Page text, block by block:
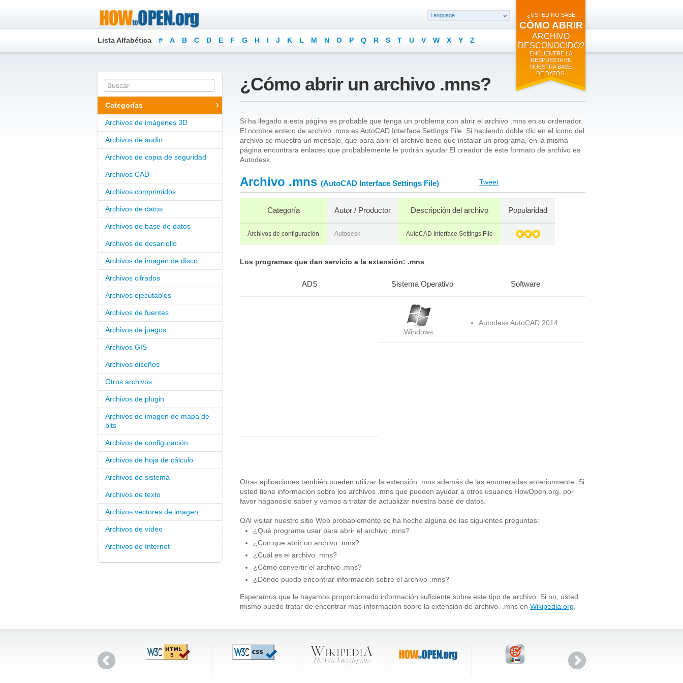
Lista Alfabética # A B C D E F G H I J K L M N O P Q R S T U V W X Y Z
¿USTED NO SABE
CÓMO ABRIR
ARCHIVO
DESCONOCIDO?
ENCUENTRE LA
RESPUESTA EN
NUESTRA BASE
DE DATOS.
Language
Categorías
Archivos de imágenes 3D
Archivos de audio
Archivos de copia de seguridad
Archivos CAD
Archivos comprimidos
Archivos de datos
Archivos de base de datos
Archivos de desarrollo
Archivos de imagen de disco
Archivos cifrados
Archivos ejecutables
Archivos de fuentes
Archivos de juegos
Archivos GIS
Archivos diseños
Otros archivos
Archivos de plugin
Archivos de imagen de mapa de
bits
Archivos de configuración
Archivos de hoja de cálculo
Archivos de sistema
Archivos de texto
Archivos vectores de imagen
Archivos de vídeo
Archivos de Internet
¿Cómo abrir un archivo .mns?
Si ha llegado a esta página es probable que tenga un problema con abrir el archivo .mns en su ordenador.
El nombre entero de archivo .mns es AutoCAD Interface Settings File. Si haciendo doble clic en el icono del
archivo se muestra un mensaje, que para abrir el archivo tiene que instalar un programa, en la misma
página encontrara enlaces que probablemente le podrán ayudar.El creador de este formato de archivo es
Autodesk.
Archivo .mns (AutoCAD Interface Settings File) Tweet
Categoría Autor / Productor Descripción del archivo Popularidad
Archivos de configuración Autodesk AutoCAD Interface Settings File
Los programas que dan servicio a la extensión: .mns
ADS Sistema Operativo Software
Windows
Autodesk AutoCAD 2014
Otras aplicaciones también pueden utilizar la extensión .mns además de las enumeradas anteriormente. Si
usted tiene información sobre los archivos .mns que pueden ayudar a otros usuarios HowOpen.org, por
favor háganoslo saber y vamos a tratar de actualizar nuestra base de datos.
OAl visitar nuestro sitio Web probablemente se ha hecho alguna de las siguientes preguntas:
¿Qué programa usar para abrir el archivo .mns?
¿Con que abrir un archivo .mns?
¿Cuál es el archivo .mns?
¿Cómo convertir el archivo .mns?
¿Dónde puedo encontrar información sobre el archivo .mns?
Esperamos que le hayamos proporcionado información suficiente sobre este tipo de archivo. Si no, usted
mismo puede tratar de encontrar más información sobre la extensión de archivo. .mns en Wikipedia.org